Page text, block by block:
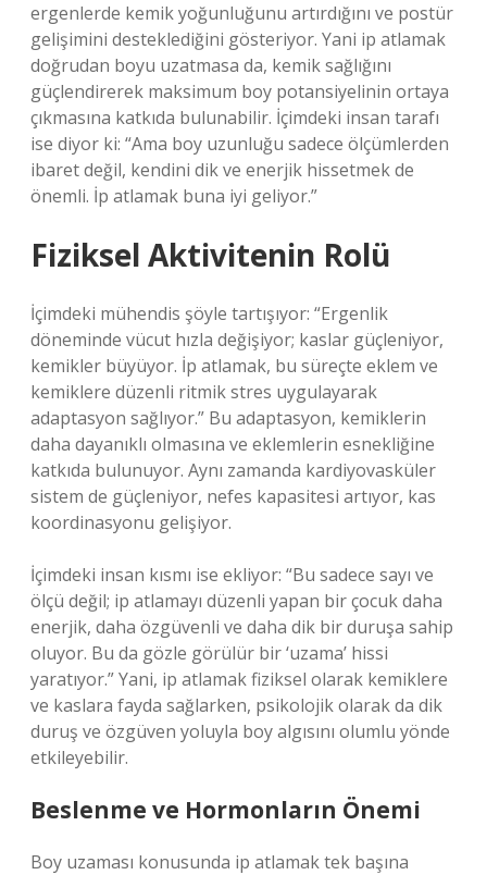
ergenlerde kemik yoğunluğunu artırdığını ve postür
gelişimini desteklediğini gösteriyor. Yani ip atlamak
doğrudan boyu uzatmasa da, kemik sağlığını
güçlendirerek maksimum boy potansiyelinin ortaya
çıkmasına katkıda bulunabilir. İçimdeki insan tarafı
ise diyor ki: “Ama boy uzunluğu sadece ölçümlerden
ibaret değil, kendini dik ve enerjik hissetmek de
önemli. İp atlamak buna iyi geliyor.”
Fiziksel Aktivitenin Rolü
İçimdeki mühendis şöyle tartışıyor: “Ergenlik
döneminde vücut hızla değişiyor; kaslar güçleniyor,
kemikler büyüyor. İp atlamak, bu süreçte eklem ve
kemiklere düzenli ritmik stres uygulayarak
adaptasyon sağlıyor.” Bu adaptasyon, kemiklerin
daha dayanıklı olmasına ve eklemlerin esnekliğine
katkıda bulunuyor. Aynı zamanda kardiyovasküler
sistem de güçleniyor, nefes kapasitesi artıyor, kas
koordinasyonu gelişiyor.
İçimdeki insan kısmı ise ekliyor: “Bu sadece sayı ve
ölçü değil; ip atlamayı düzenli yapan bir çocuk daha
enerjik, daha özgüvenli ve daha dik bir duruşa sahip
oluyor. Bu da gözle görülür bir ‘uzama’ hissi
yaratıyor.” Yani, ip atlamak fiziksel olarak kemiklere
ve kaslara fayda sağlarken, psikolojik olarak da dik
duruş ve özgüven yoluyla boy algısını olumlu yönde
etkileyebilir.
Beslenme ve Hormonların Önemi
Boy uzaması konusunda ip atlamak tek başına